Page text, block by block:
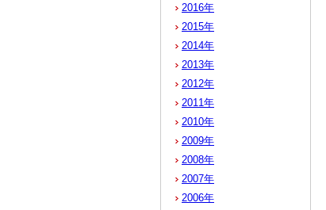
2016年
2015年
2014年
2013年
2012年
2011年
2010年
2009年
2008年
2007年
2006年